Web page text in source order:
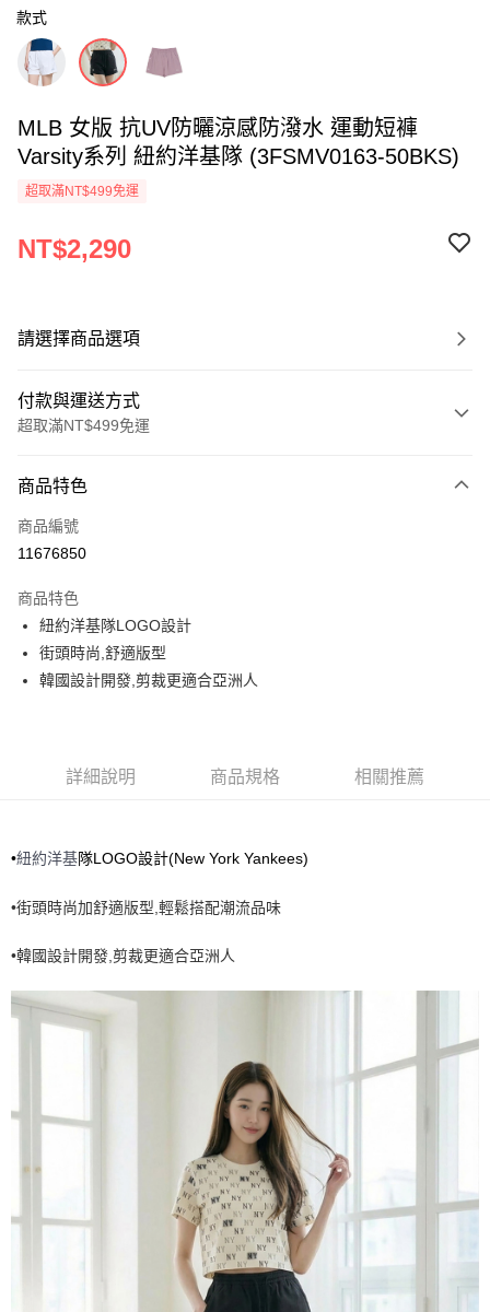
款式
MLB 女版 抗UV防曬涼感防潑水 運動短褲
Varsity系列 紐約洋基隊 (3FSMV0163-50BKS)
超取滿NT$499免運
NT$2,290
請選擇商品選項
付款與運送方式
超取滿NT$499免運
信用卡一次付款
超商取貨付款
Apple Pay
街口支付
全家取貨付款<未取貨列黑名單/不支援離島取退>
全家取貨<不支援離島取退>
每筆NT$60，滿NT$499(含以上)免運費
7-11取貨<不支援離島取退>
每筆NT$60，滿NT$499(含以上)免運費
每筆NT$80，滿NT$699(含以上)免運費
商品特色
商品編號
11676850
商品特色
紐約洋基隊LOGO設計
街頭時尚,舒適版型
韓國設計開發,剪裁更適合亞洲人
詳細說明 商品規格 相關推薦
•紐約洋基隊LOGO設計(New York Yankees)
•街頭時尚加舒適版型,輕鬆搭配潮流品味
•韓國設計開發,剪裁更適合亞洲人